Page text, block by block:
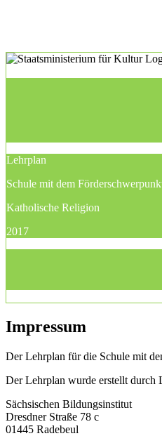
Lehrplan
Schule mit dem
Katholische Religion
2017
Impressum
Der Lehrplan für die Schule mit
Der Lehrplan wurde erstellt durch
Sächsischen Bildungsinstitut
Dresdner Straße 78 c
01445 Radebeul